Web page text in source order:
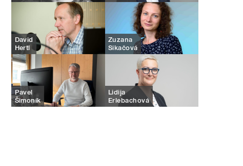
David
Hertl
Zuzana
Sikačová
Pavel
Šimoník
Lidija
Erlebachová